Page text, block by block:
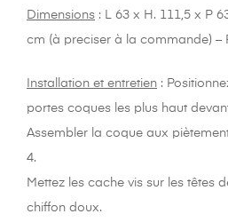
Dimensions : L 63 x H. 111,5 x P
cm (à preciser à la commande) –
Installation et entretien :
portes coques les plus haut
Assembler la coque aux
4.
Mettez les cache vis sur les têtes
chiffon doux.